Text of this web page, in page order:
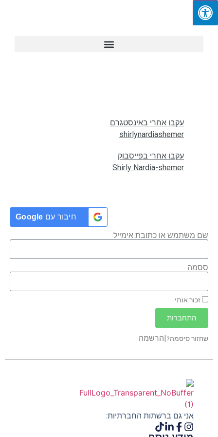
עקבו אחרי באינסטגרם
shirlynardiashemer
עקבו אחרי בפייסבוק
Shirly Nardia-shemer
חיבור עם Google
שם משתמש או כתובת אימייל
ססמה
זכור אותי
התחברות
שחזור סיסמה?|הרשמה
אני גם ברשתות החברתיות: